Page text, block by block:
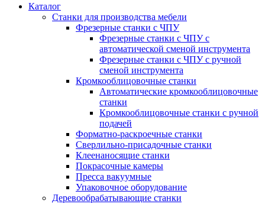
Каталог
Станки для производства мебели
Фрезерные станки с ЧПУ
Фрезерные станки с ЧПУ с
автоматической сменой инструмента
Фрезерные станки с ЧПУ с ручной
сменой инструмента
Кромкооблицовочные станки
Автоматические кромкооблицовочные
станки
Кромкооблицовочные станки с ручной
подачей
Форматно-раскроечные станки
Сверлильно-присадочные станки
Клеенаносящие станки
Покрасочные камеры
Пресса вакуумные
Упаковочное оборудование
Деревообрабатывающие станки